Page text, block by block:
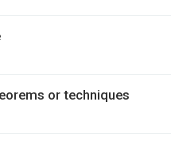
or techniques